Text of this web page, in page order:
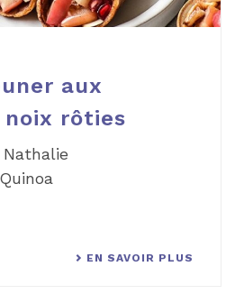
aux
rôties
EN SAVOIR PLUS